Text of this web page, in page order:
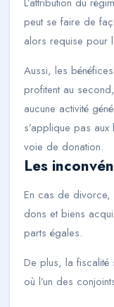
peut se faire de
alors requise pour
Aussi, les
profitent au
aucune activité
s’applique pas
voie de donation.
Les
En cas de divorce,
dons et biens
parts égales.
De plus, la fiscalité
où l’un des